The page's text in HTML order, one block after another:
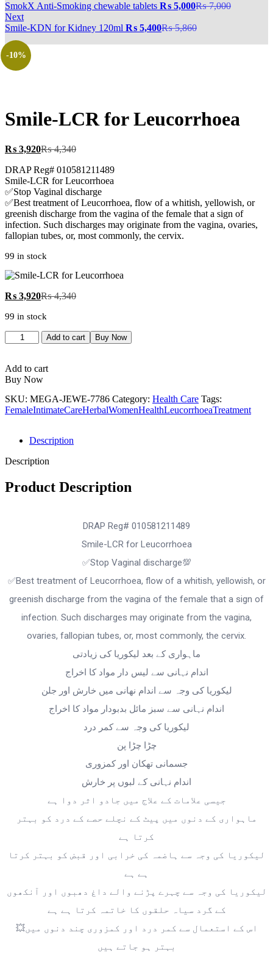
‎SmokX Anti-Smoking chewable tablets ₨ 5,000₨7,000
Next
‎Smile-KDN for Kidney 120ml ₨ 5,400₨5,860
-10%
‎Smile-LCR for Leucorrhoea
₨ 3,920₨4,340
‎DRAP Reg# 010581211489
‎Smile-LCR for Leucorrhoea
‎✅Stop Vaginal discharge
‎✅Best treatment of Leucorrhoea, flow of a whitish, yellowish, or
greenish discharge from the vagina of the female that a sign of
infection. Such discharges may originate from the vagina, ovaries,
fallopian tubes, or, most commonly, the cervix.
99 in stock
₨ 3,920₨4,340
99 in stock
Add to cart Buy Now
Add to cart
Buy Now
SKU: MEGA-JEWE-7786 Category: Health Care Tags:
FemaleIntimateCareHerbalWomenHealthLeucorrhoeaTreatment
Description
Description
Product Description
‎DRAP Reg# 010581211489
‎Smile-LCR for Leucorrhoea
‎✅Stop Vaginal discharge💯
‎✅Best treatment of Leucorrhoea, flow of a whitish, yellowish, or
greenish discharge from the vagina of the female that a sign of
infection. Such discharges may originate from the vagina,
ovaries, fallopian tubes, or, most commonly, the cervix.
ماہواری کے بعد لیکوریا کی زیادتی
اندام نہانی سے لیس دار مواد کا اخراج
لیکوریا کی وجہ سے اندام نھانی میں خارش اور جلن
اندام نہانی سے سبز مائل بدبودار مواد کا اخراج
لیکوریا کی وجہ سے کمر درد
چڑا چڑا پن
جسمانی تھکان اور کمزوری
اندام نہانی کے لبوں پر خارش
‎جیسی علامات کے علاج میں جادو اثر دوا ہے
ماہواری کے دنوں میں پیٹ کے نچلے حصے کے درد کو بہتر
کرتا ہے
لیکوریا کی وجہ سے ہاضمہ کی خرابی اور قبض کو بہتر کرتا
ہے ہے
لیکوریا کی وجہ سے چہرے پڑنے والے داغ دھبوں اور آنکھوں
کے گرد سیاہ حلقوں کا خاتمہ کرتا ہے ہے
‎💥اس کے استعمال سے کمر درد اور کمزوری چند دنوں میں
بہتر ہو جاتے ہیں